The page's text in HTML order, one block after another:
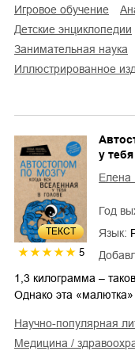
игровое обучение
детские энциклопедии
занимательная наука
иллюстрированное
ТЕКСТ
5
у
Елена
Год
Язык:
1,3 килограмма –
Однако эта
научно-популярная
медицина /